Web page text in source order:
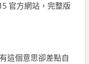
官方網站，完整版
這個意思卻差點自